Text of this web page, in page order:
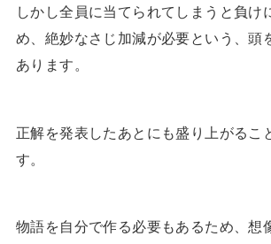
しかし全員に当てられてしまうと負け
め、絶妙なさじ加減が必要という、頭
あります。
正解を発表したあとにも盛り上がるこ
す。
物語を自分で作る必要もあるため、想